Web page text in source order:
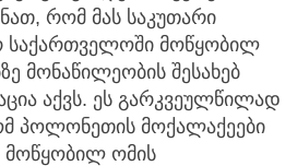
რომ მას საკუთარი
საქართველოში მოწყობილ
მონაწილეობის შესახებ
აქვს. ეს გარკვეულწილად
პოლონეთის მოქალაქეები
მოწყობილ ომის